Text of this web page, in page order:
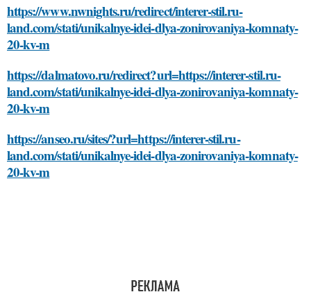
https://www.nwnights.ru/redirect/interer-stil.ru-
land.com/stati/unikalnye-idei-dlya-zonirovaniya-komnaty-
20-kv-m
https://dalmatovo.ru/redirect?url=https://interer-stil.ru-
land.com/stati/unikalnye-idei-dlya-zonirovaniya-komnaty-
20-kv-m
https://anseo.ru/sites/?url=https://interer-stil.ru-
land.com/stati/unikalnye-idei-dlya-zonirovaniya-komnaty-
20-kv-m